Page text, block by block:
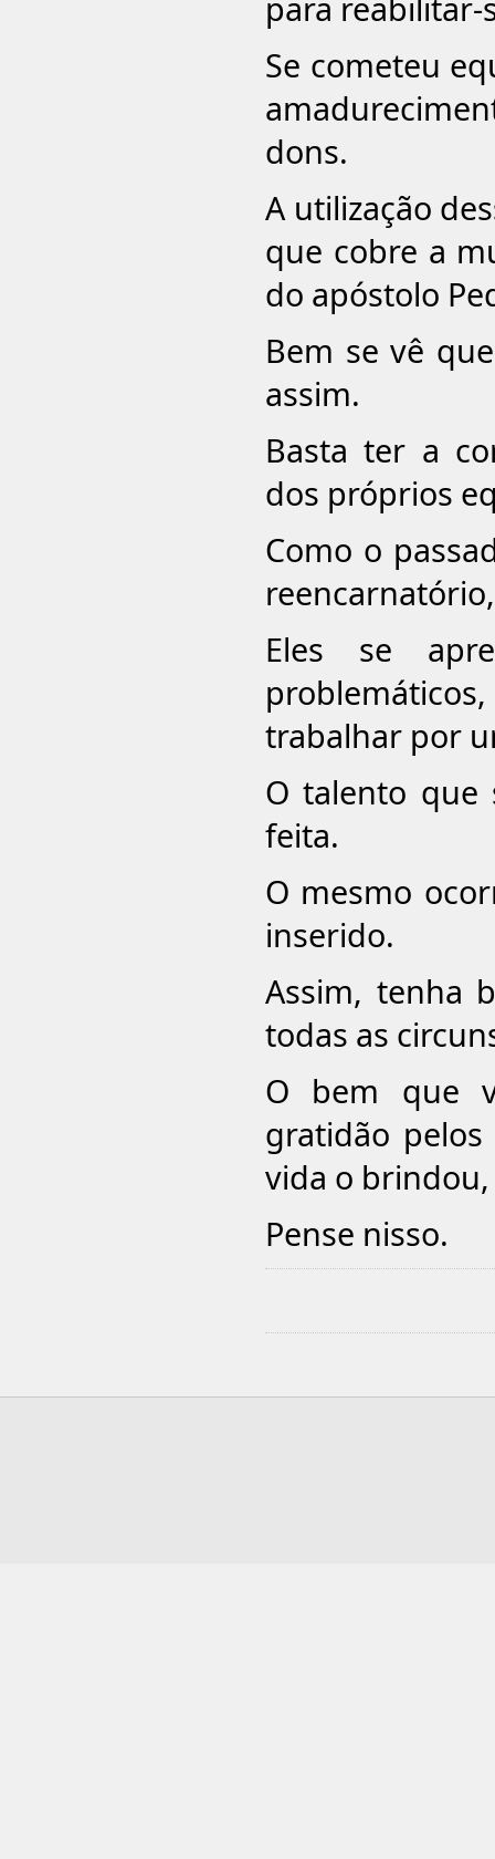
Se cometeu
dons.
A utilização
que cobre a
do apóstolo
Bem se vê
assim.
Basta ter a
dos próprios
Como o
Eles se
trabalhar por
O talento que
feita.
O mesmo
inserido.
Assim, tenha
todas as
O bem que
gratidão
vida o
Pense nisso.